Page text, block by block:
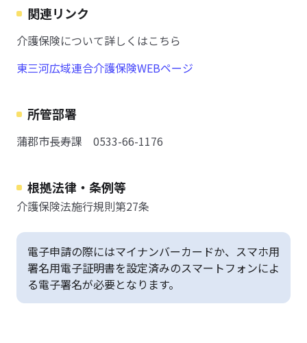
関連リンク
介護保険について詳しくはこちら
東三河広域連合介護保険WEBページ
所管部署
蒲郡市長寿課 0533-66-1176
根拠法律・条例等
介護保険法施行規則第27条
電子申請の際にはマイナンバーカードか、スマホ用
署名用電子証明書を設定済みのスマートフォンによ
る電子署名が必要となります。